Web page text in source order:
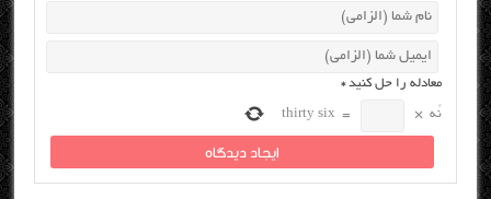
معادله را حل کنید*
نُه ×
=
thirty six